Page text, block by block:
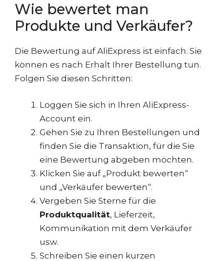
Wie bewertet man
Produkte und Verkäufer?
Die Bewertung auf AliExpress ist einfach. Sie
können es nach Erhalt Ihrer Bestellung tun.
Folgen Sie diesen Schritten:
Loggen Sie sich in Ihren AliExpress-
Account ein.
Gehen Sie zu Ihren Bestellungen und
finden Sie die Transaktion, für die Sie
eine Bewertung abgeben möchten.
Klicken Sie auf „Produkt bewerten“
und „Verkäufer bewerten“.
Vergeben Sie Sterne für die
Produktqualität, Lieferzeit,
Kommunikation mit dem Verkäufer
usw.
Schreiben Sie einen kurzen